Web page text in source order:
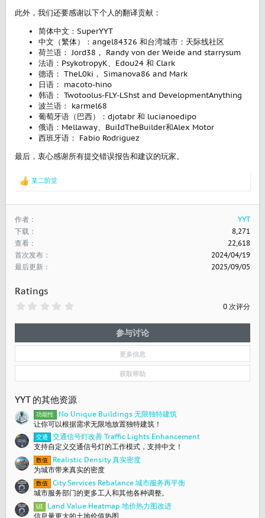
此外，我们还要感谢以下个人的翻译贡献：
简体中文：SuperYYT
中文（繁体）：angel84326 和台湾城市：天际线社区
荷兰语： Jord38， Randy von der Weide and starrysum
法语：PsykotropyK、Edou24 和 Clark
德语： TheL0ki， Simanova86 and Mark
日语： macoto-hino
韩语： Twotoolus-FLY-LShst and DevelopmentAnything
波兰语： karmel68
葡萄牙语（巴西）：djotabr 和 lucianoedipo
俄语：Mellaway、BuiIdTheBuilder和Alex Motor
西班牙语： Fabio Rodriguez
最后，衷心感谢所有提交错误报告和建议的玩家。
反
某二阶堂
作者
YYT
下载
8,271
查看
22,618
首次发布
2024/04/19
最后更新
2025/09/05
Ratings
0
0 次评分
参与讨论
更多信息
获取帮助
YYT 的其他资源
功能性
No Unique Buildings 无限独特建筑
让你可以根据需求无限地放置独特建筑！
交通
交通信号灯改善 Traffic Lights Enhancement
支持自定义交通信号灯的工作模式，支持中文！
数值
Realistic Density 真实密度
为城市带来真实的密度
数值
City Services Rebalance 城市服务再平衡
城市服务部门的更多工人和其他各种调整。
UI
Land Value Heatmap 地价热力图改进
信息量更大的土地价值热图。